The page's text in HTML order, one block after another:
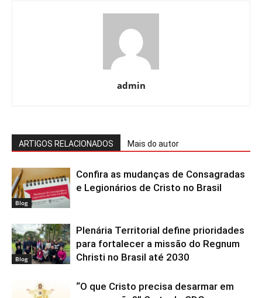
admin
ARTIGOS RELACIONADOS Mais do autor
Blog
Confira as mudanças de Consagradas
e Legionários de Cristo no Brasil
Blog
Plenária Territorial define prioridades
para fortalecer a missão do Regnum
Christi no Brasil até 2030
“O que Cristo precisa desarmar em